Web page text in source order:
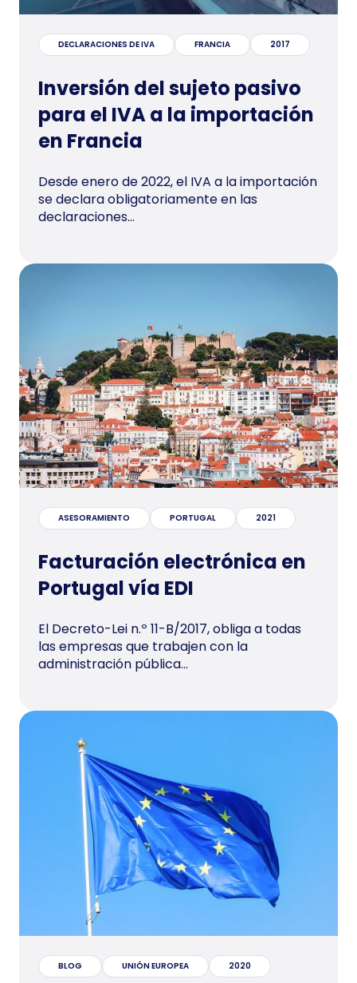
DECLARACIONES DE IVA FRANCIA 2017
Inversión del sujeto pasivo
para el IVA a la importación
en Francia
Desde enero de 2022, el IVA a la importación
se declara obligatoriamente en las
declaraciones...
ASESORAMIENTO PORTUGAL 2021
Facturación electrónica en
Portugal vía EDI
El Decreto-Lei n.º 11-B/2017, obliga a todas
las empresas que trabajen con la
administración pública...
BLOG UNIÓN EUROPEA 2020